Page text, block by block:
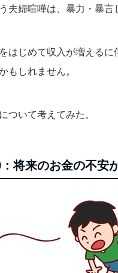
夫婦喧嘩は、暴力・暴
はじめて収入が増える
もしれません。
ついて考えてみた。
将来のお金の不安